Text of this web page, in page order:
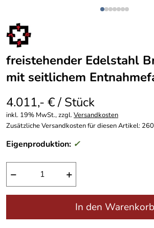
freistehender Edelstahl
mit seitlichem
4.011,- € / Stück
inkl. 19% MwSt., zzgl.Versandkosten
Zusätzliche Versandkosten für diesen Artikel:
Eigenproduktion: ✓
− +
In den Warenkorb